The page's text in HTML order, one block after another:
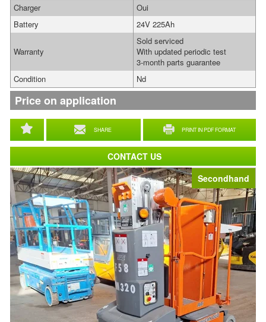
Secondhand
SHARE PRINT IN PDF FORMAT
Charger
Oui
Battery
24V 225Ah
Warranty
Sold serviced
With updated periodic test
3-month parts guarantee
Condition
Nd
Price on application
CONTACT US